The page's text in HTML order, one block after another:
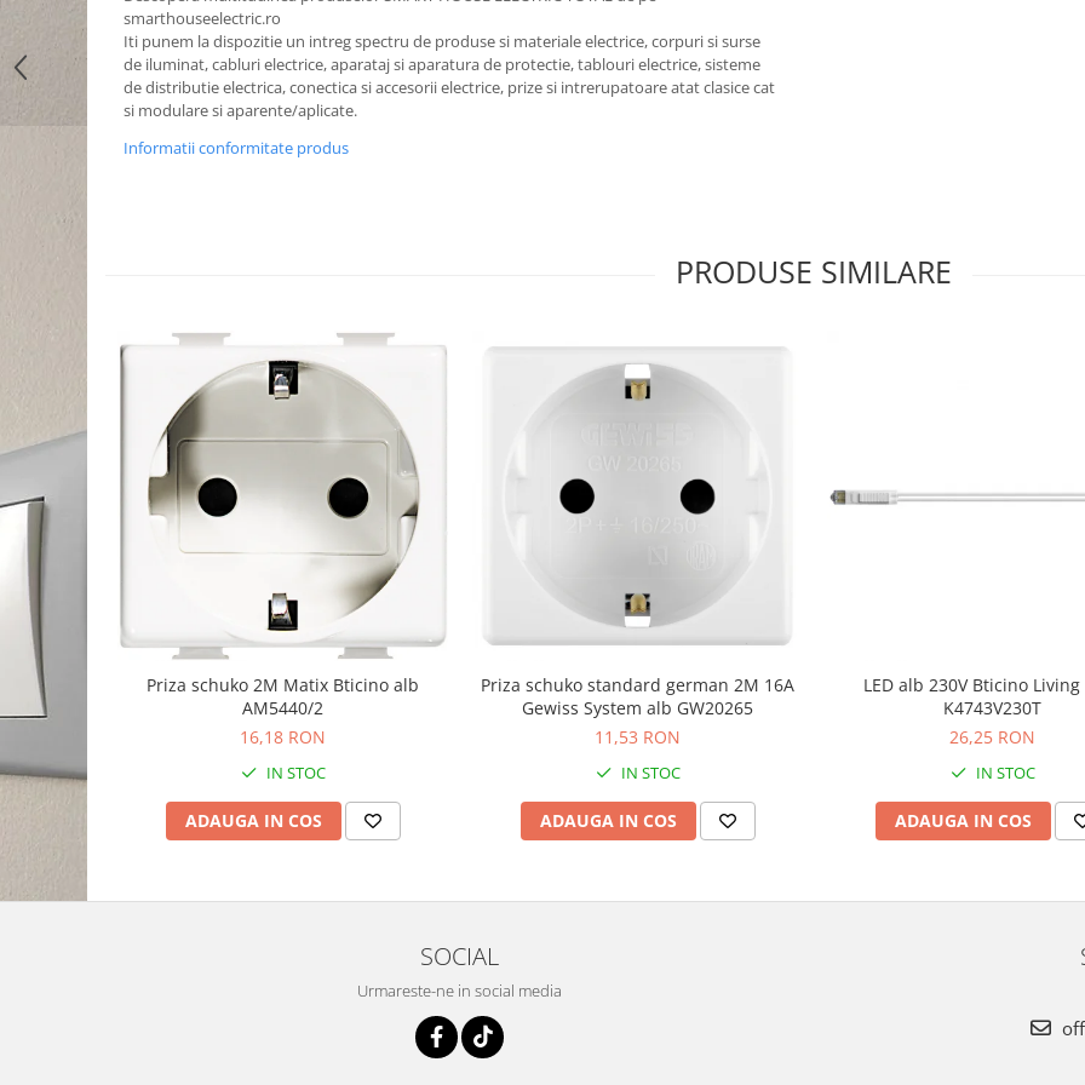
smarthouseelectric.ro
Iti punem la dispozitie un intreg spectru de produse si materiale electrice, corpuri si surse
de iluminat, cabluri electrice, aparataj si aparatura de protectie, tablouri electrice, sisteme
de distributie electrica, conectica si accesorii electrice, prize si intrerupatoare atat clasice cat
si modulare si aparente/aplicate.
Informatii conformitate produs
PRODUSE SIMILARE
Priza schuko 2M Matix Bticino alb
AM5440/2
16,18 RON
IN STOC
ADAUGA IN COS
Priza schuko standard german 2M 16A
Gewiss System alb GW20265
11,53 RON
IN STOC
ADAUGA IN COS
LED alb 230V Bticino
K4743V230T
26,25 RON
IN STOC
ADAUGA IN COS
SOCIAL
Urmareste-ne in social media